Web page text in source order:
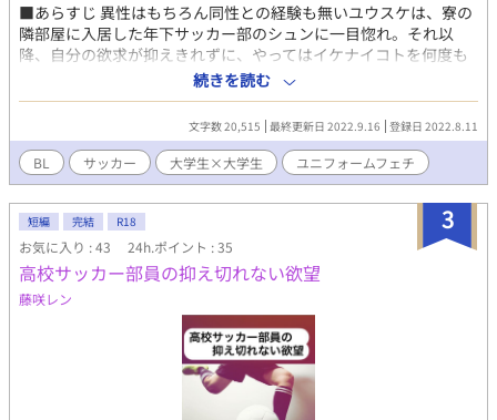
■あらすじ 異性はもちろん同性との経験も無いユウスケは、寮の
隣部屋に入居した年下サッカー部のシュンに一目惚れ。それ以
降、自分の欲求が抑えきれずに、やってはイケナイコトを何度も
重ねてしまう。しかし、ある時、それがシュンにバレてしまい、
真面目一筋のユウスケの生活は一変する・・・。 ■登場人物 大城
戸ユウスケ：２０歳。日本でも学力が上位の大学の法学部に通
う。２回生。ゲイで童貞。高校の頃にノンケのことを好きにな
り、それ以降は恋をしないように決めている。自身はスポーツが
苦手、けどサカユニフェチ。奥手。 藤ヶ谷シュン：１８歳。体育
会サッカー部に所属する。ユウスケとは同じ寮で隣の部屋。ノン
ケ。家の事情で大学の寮に入ることができず、寮費の安い自治体
の寮で生活している。
続きを読む
文字数 20,515 最終更新日 2022.9.16 登録日 2022.8.11
BL サッカー 大学生×大学生 ユニフォームフェチ
3
短編 完結 R18
お気に入り : 43 24h.ポイント : 35
高校サッカー部員の抑え切れない欲望
藤咲レン